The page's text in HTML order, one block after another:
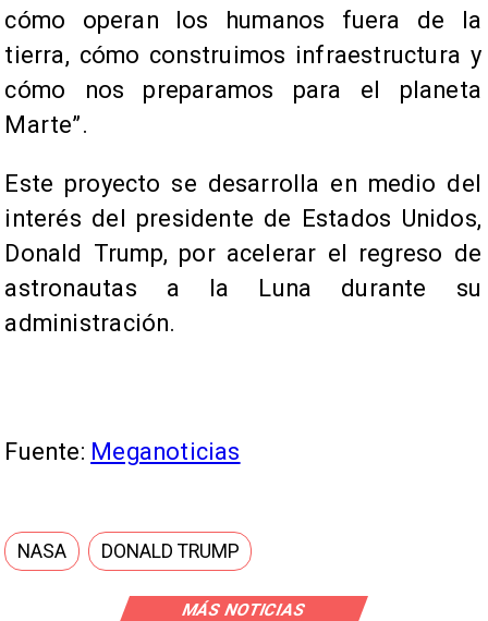
MÁS NOTICIAS
cómo operan los humanos fuera de la
tierra, cómo construimos infraestructura y
cómo nos preparamos para el planeta
Marte”.
Este proyecto se desarrolla en medio del
interés del presidente de Estados Unidos,
Donald Trump, por acelerar el regreso de
astronautas a la Luna durante su
administración.
Fuente: Meganoticias
NASA DONALD TRUMP